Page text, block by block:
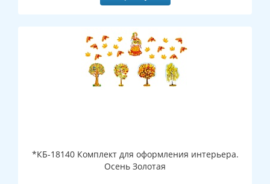
*КБ-18140 Комплект для оформления интерьера.
Осень Золотая